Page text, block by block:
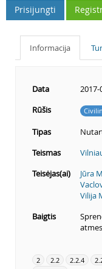
Prisijungti
Informacija
Data
2017-
Rūšis
Tipas
Teismas
Teisėjas(ai)
Jūra
Vilija
Baigtis
2 2.2 2.2.4